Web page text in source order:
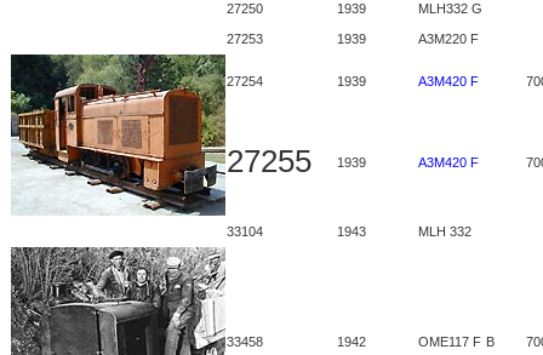
27250 1939 MLH332 G
27253 1939 A3M220 F
27254 1939 A3M420 F
27255 1939 A3M420 F
33104 1943 MLH 332
33458 1942 OME117 F B